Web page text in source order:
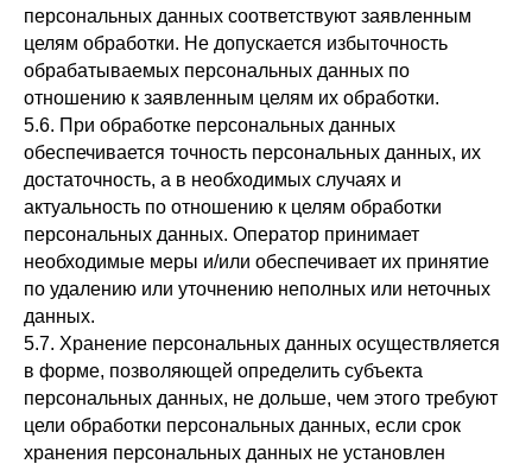
персональных данных соответствуют заявленным
целям обработки. Не допускается избыточность
обрабатываемых персональных данных по
отношению к заявленным целям их обработки.
5.6. При обработке персональных данных
обеспечивается точность персональных данных, их
достаточность, а в необходимых случаях и
актуальность по отношению к целям обработки
персональных данных. Оператор принимает
необходимые меры и/или обеспечивает их принятие
по удалению или уточнению неполных или неточных
данных.
5.7. Хранение персональных данных осуществляется
в форме, позволяющей определить субъекта
персональных данных, не дольше, чем этого требуют
цели обработки персональных данных, если срок
хранения персональных данных не установлен